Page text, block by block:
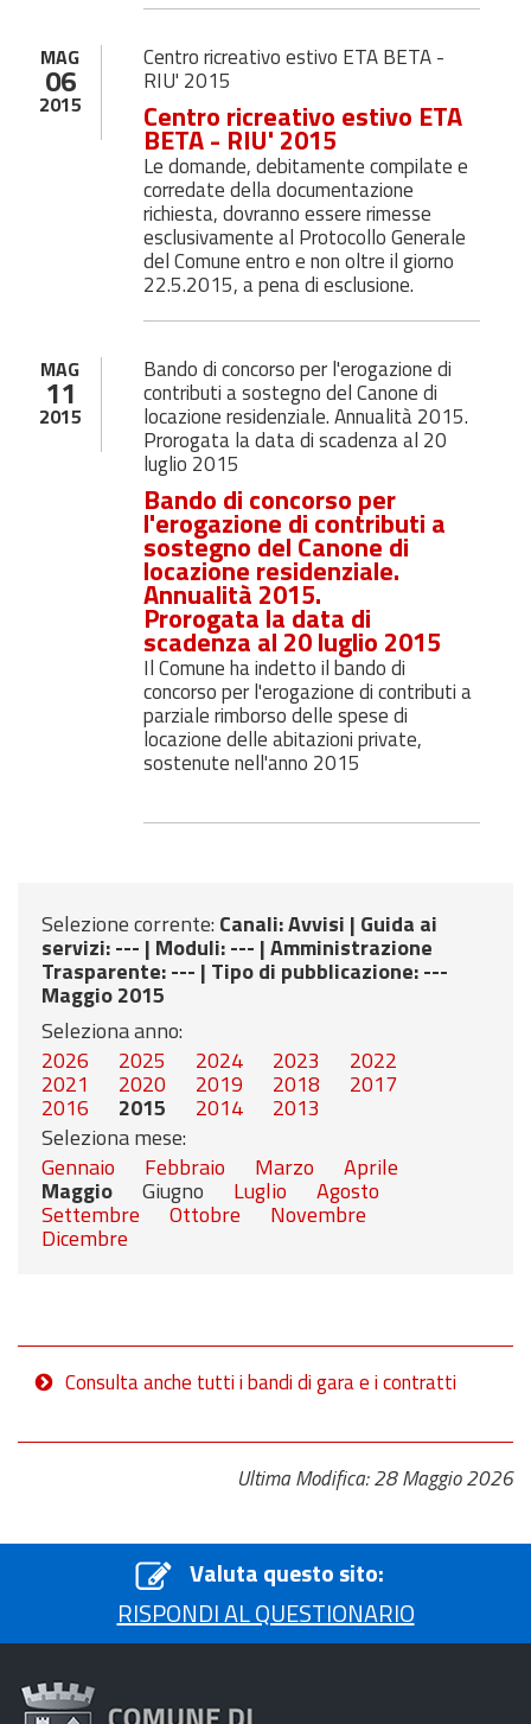
MAG
06
2015
Centro ricreativo estivo ETA BETA -
RIU' 2015
Centro ricreativo estivo ETA
BETA - RIU' 2015
Le domande, debitamente compilate e
corredate della documentazione
richiesta, dovranno essere rimesse
esclusivamente al Protocollo Generale
del Comune entro e non oltre il giorno
22.5.2015, a pena di esclusione.
MAG
11
2015
Bando di concorso per l'erogazione di
contributi a sostegno del Canone di
locazione residenziale. Annualità 2015.
Prorogata la data di scadenza al 20
luglio 2015
Bando di concorso per
l'erogazione di contributi a
sostegno del Canone di
locazione residenziale.
Annualità 2015.
Prorogata la data di
scadenza al 20 luglio 2015
Il Comune ha indetto il bando di
concorso per l'erogazione di contributi a
parziale rimborso delle spese di
locazione delle abitazioni private,
sostenute nell'anno 2015
Selezione corrente: Canali: Avvisi | Guida ai
servizi: --- | Moduli: --- |Amministrazione
Trasparente: --- | Tipo di pubblicazione: ---
Maggio 2015
Seleziona anno:
2026
2025 2024 2023 2022
2021 2020 2019 2018 2017
2016 2015 2014
2013
Seleziona mese:
Gennaio
Febbraio Marzo Aprile
Maggio Giugno Luglio Agosto
Settembre Ottobre Novembre
Dicembre
Consulta anche tutti i bandi di gara e i contratti
Ultima Modifica: 28 Maggio 2026
Valuta questo sito:
RISPONDI AL QUESTIONARIO